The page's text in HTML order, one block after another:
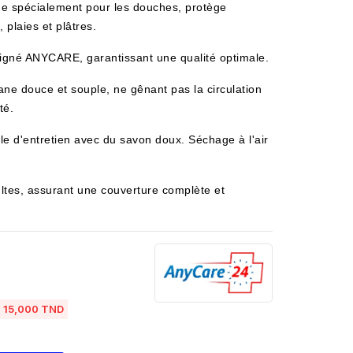
spécialement pour les douches, protège
plaies et plâtres.
ANYCARE, garantissant une qualité optimale.
douce et souple, ne gênant pas la circulation
d'entretien avec du savon doux. Séchage à l'air
assurant une couverture complète et
15,000 TND